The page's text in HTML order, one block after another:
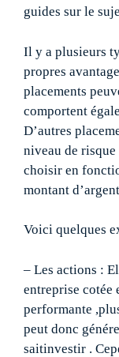
guides sur le
Il y a plusieurs
propres
placements
comportent
D’autres
niveau de
choisir en
montant
Voici quelques
– Les actions :
entreprise cotée
performante
peut donc
saitinvestir .